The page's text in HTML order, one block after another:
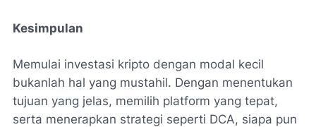
Kesimpulan
Memulai investasi kripto dengan modal kecil
bukanlah hal yang mustahil. Dengan menentukan
tujuan yang jelas, memilih platform yang tepat,
serta menerapkan strategi seperti DCA, siapa pun